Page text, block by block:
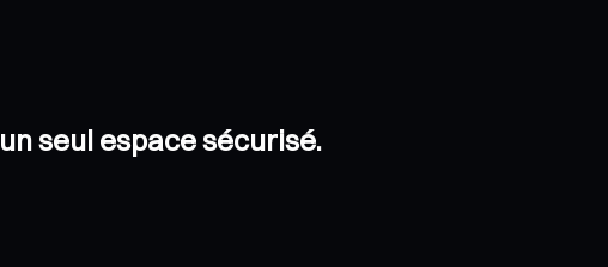
seul espace sécurisé.